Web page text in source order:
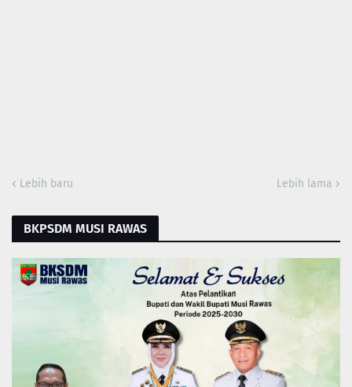
Lebih baru Lebih lama
BKPSDM MUSI RAWAS